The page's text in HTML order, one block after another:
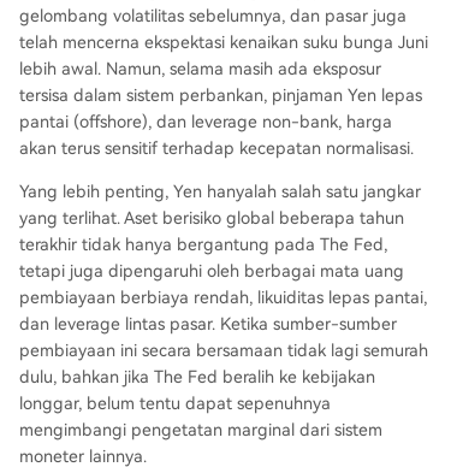
gelombang volatilitas sebelumnya, dan pasar juga
telah mencerna ekspektasi kenaikan suku bunga Juni
lebih awal. Namun, selama masih ada eksposur
tersisa dalam sistem perbankan, pinjaman Yen lepas
pantai (offshore), dan leverage non-bank, harga
akan terus sensitif terhadap kecepatan normalisasi.
Yang lebih penting, Yen hanyalah salah satu jangkar
yang terlihat. Aset berisiko global beberapa tahun
terakhir tidak hanya bergantung pada The Fed,
tetapi juga dipengaruhi oleh berbagai mata uang
pembiayaan berbiaya rendah, likuiditas lepas pantai,
dan leverage lintas pasar. Ketika sumber-sumber
pembiayaan ini secara bersamaan tidak lagi semurah
dulu, bahkan jika The Fed beralih ke kebijakan
longgar, belum tentu dapat sepenuhnya
mengimbangi pengetatan marginal dari sistem
moneter lainnya.